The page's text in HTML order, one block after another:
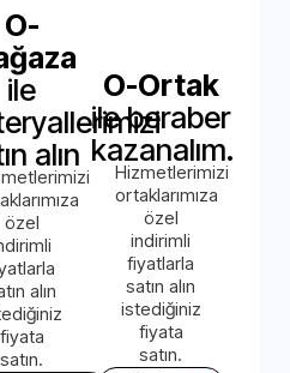
O-
ile
alın
özel
alın
fiyata
satın.
O-Ortak
ile beraber
kazanalım.
Hizmetlerimizi
ortaklarımıza
özel
indirimli
fiyatlarla
satın alın
istediğiniz
fiyata
satın.